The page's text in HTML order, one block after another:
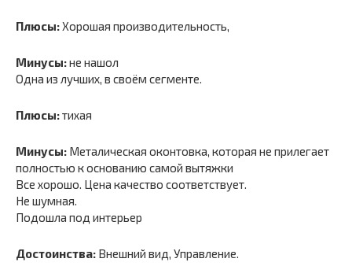
Плюсы:Хорошая производительность,
Минусы:не нашол
Одна из лучших, в своём сегменте.
Плюсы:тихая
Минусы: Металическая оконтовка, которая не прилегает
полностью к основанию самой вытяжки
Все хорошо. Цена качество соответствует.
Не шумная.
Подошла под интерьер
Достоинства: Внешний вид, Управление.